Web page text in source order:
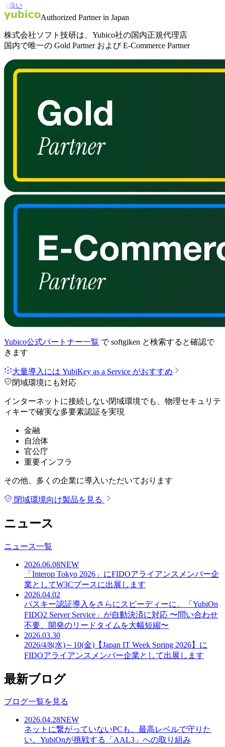
扱い
Authorized Partner in Japan
株式会社ソフト技研は、Yubico社の国内正規代理店
国内で唯一の Gold Partner および E-Commerce Partner
Yubico公式パートナー一覧 でsoftgiken と検索すると確認で
きます
大量導入には YubiKey as a Service がおすすめ
閉域環境にも対応
インターネットに接続しない閉域環境でも、物理セキュリテ
ィキーで確実な多要素認証を実現
金融
自治体
官公庁
重要インフラ
その他、多くの企業に導入いただいております
閉域環境向け製品を見る
ニュース
ニュース一覧
2026.06.08NEW
「Interop Tokyo 2026」にFIDOアライアンスメンバー企
業としてW3Cブースに出展します
2026.04.02
パスキー認証導入をさらにスピーディーに。「YubiOn
FIDO2 Server Service」が自動決済に対応 〜問い合わせ
不要、開発のリードタイムを大幅短縮〜
2026.03.30
2026/4/8(水)～10(金)【Japan IT Week Spring 2026】に
FIDOアライアンスメンバー企業として出展します
最新ブログ
ブログ一覧を見る
2026.04.28NEW
ネットに繋がっていないPCも、最高レベルで守りた
い。YubiOnが挑戦する「AAL3」への取り組み